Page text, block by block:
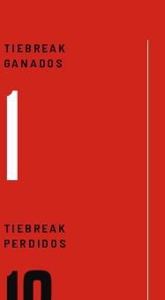
TIEBREAK
GANADOS
1
TIEBREAK
PERDIDOS